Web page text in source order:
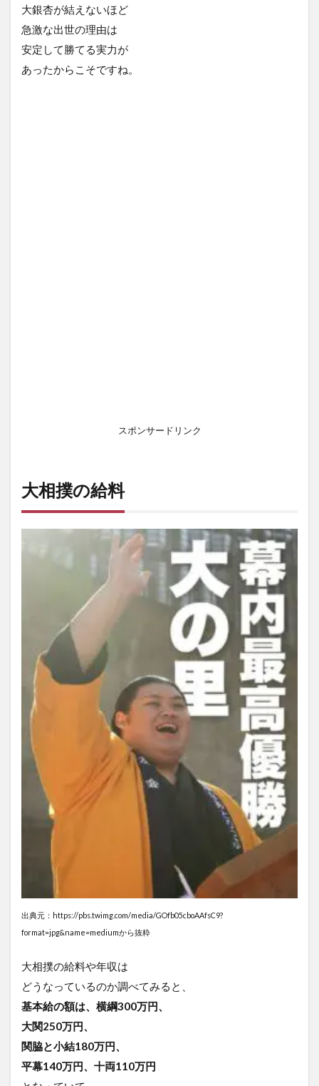
大銀杏が結えないほど
急激な出世の理由は
安定して勝てる実力が
あったからこそですね。
スポンサードリンク
大相撲の給料
出典元：https://pbs.twimg.com/media/GOfb05cboAAfsC9?
format=jpg&name=mediumから抜粋
大相撲の給料や年収は
どうなっているのか調べてみると、
基本給の額は、横綱300万円、
大関250万円、
関脇と小結180万円、
平幕140万円、十両110万円